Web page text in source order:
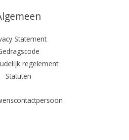
Statement
regelement
Statuten